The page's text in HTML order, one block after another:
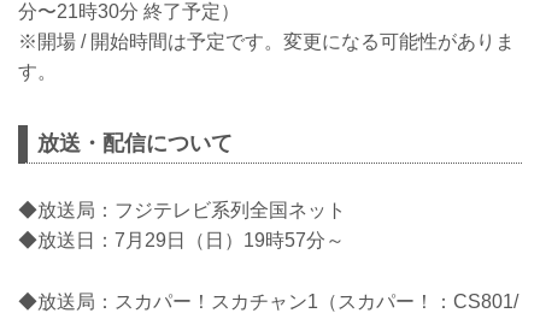
分〜21時30分 終了予定）
※開場 / 開始時間は予定です。変更になる可能性がありま
す。
放送・配信について
◆放送局：フジテレビ系列全国ネット
◆放送日：7月29日（日）19時57分～
◆放送局：スカパー！スカチャン1（スカパー！：CS801/